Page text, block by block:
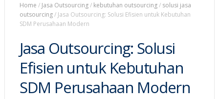
Home / Jasa Outsourcing/ kebutuhan outsourcing/ solusi jasa
outsourcing/ Jasa Outsourcing: Solusi Efisien untuk Kebutuhan
SDM Perusahaan Modern
Jasa Outsourcing: Solusi
Efisien untuk Kebutuhan
SDM Perusahaan Modern